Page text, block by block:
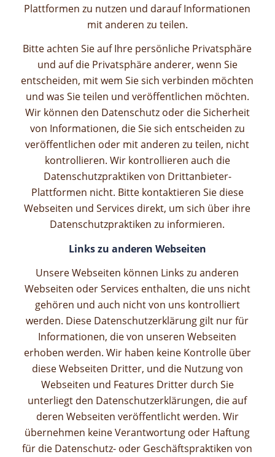
Plattformen zu nutzen und darauf Informationen
mit anderen zu teilen.
Bitte achten Sie auf Ihre persönliche Privatsphäre
und auf die Privatsphäre anderer, wenn Sie
entscheiden, mit wem Sie sich verbinden möchten
und was Sie teilen und veröffentlichen möchten.
Wir können den Datenschutz oder die Sicherheit
von Informationen, die Sie sich entscheiden zu
veröffentlichen oder mit anderen zu teilen, nicht
kontrollieren. Wir kontrollieren auch die
Datenschutzpraktiken von Drittanbieter-
Plattformen nicht. Bitte kontaktieren Sie diese
Webseiten und Services direkt, um sich über ihre
Datenschutzpraktiken zu informieren.
Links zu anderen Webseiten
Unsere Webseiten können Links zu anderen
Webseiten oder Services enthalten, die uns nicht
gehören und auch nicht von uns kontrolliert
werden. Diese Datenschutzerklärung gilt nur für
Informationen, die von unseren Webseiten
erhoben werden. Wir haben keine Kontrolle über
diese Webseiten Dritter, und die Nutzung von
Webseiten und Features Dritter durch Sie
unterliegt den Datenschutzerklärungen, die auf
deren Webseiten veröffentlicht werden. Wir
übernehmen keine Verantwortung oder Haftung
für die Datenschutz- oder Geschäftspraktiken von